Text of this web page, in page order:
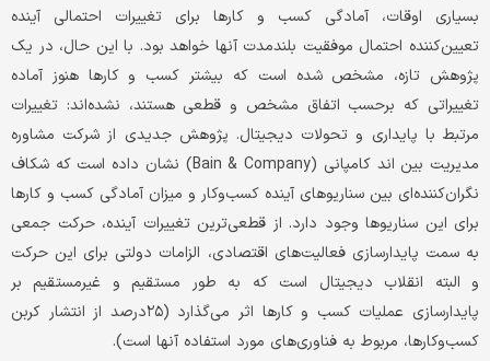
بسیاری اوقات، آمادگی کسب و کارها برای تغییرات احتمالی آینده
تعیین‌‌‌کننده احتمال موفقیت بلندمدت آنها خواهد بود. با این حال، در یک
پژوهش تازه، مشخص شده است که بیشتر کسب و کارها هنوز آماده
تغییراتی که برحسب اتفاق مشخص و قطعی هستند، نشده‌‌‌اند: تغییرات
مرتبط با پایداری و تحولات دیجیتال. پژوهش جدیدی از شرکت مشاوره
مدیریت بین ‌اند کامپانی (Bain & Company) نشان داده است که شکاف
نگران‌‌‌کننده‌‌‌ای بین سناریوهای آینده کسب‌وکار و میزان آمادگی کسب و کارها
برای این سناریوها وجود دارد. از قطعی‌‌‌ترین تغییرات آینده، حرکت جمعی
به سمت پایدارسازی فعالیت‌‌‌های اقتصادی، الزامات دولتی برای این حرکت
و البته انقلاب دیجیتال است که به طور مستقیم و غیرمستقیم بر
پایدارسازی عملیات کسب و کارها اثر می‌‌‌گذارد (۲۵‌درصد از انتشار کربن
کسب‌و‌کارها، مربوط به فناوری‌‌‌های مورد استفاده آنها است).